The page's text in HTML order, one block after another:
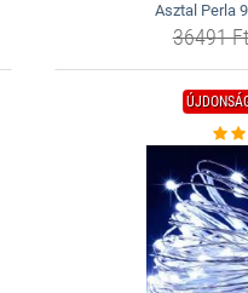
Asztal Perla
36491 Ft